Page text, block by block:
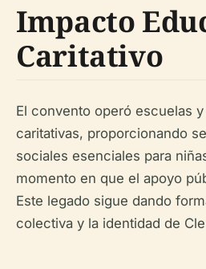
Impacto
Caritativo
El convento operó escuelas
caritativas, proporcionando
sociales esenciales para
momento en que el apoyo
Este legado sigue dando
colectiva y la identidad de